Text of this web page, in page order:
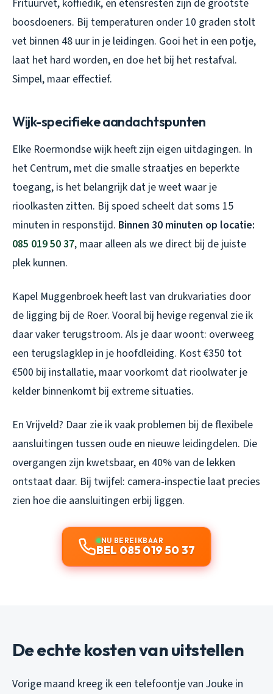
Frituurvet, koffiedik, en etensresten zijn de grootste
boosdoeners. Bij temperaturen onder 10 graden stolt
vet binnen 48 uur in je leidingen. Gooi het in een potje,
laat het hard worden, en doe het bij het restafval.
Simpel, maar effectief.
Wijk-specifieke aandachtspunten
Elke Roermondse wijk heeft zijn eigen uitdagingen. In
het Centrum, met die smalle straatjes en beperkte
toegang, is het belangrijk dat je weet waar je
rioolkasten zitten. Bij spoed scheelt dat soms 15
minuten in responstijd. Binnen 30 minuten op locatie:
085 019 50 37, maar alleen als we direct bij de juiste
plek kunnen.
Kapel Muggenbroek heeft last van drukvariaties door
de ligging bij de Roer. Vooral bij hevige regenval zie ik
daar vaker terugstroom. Als je daar woont: overweeg
een terugslagklep in je hoofdleiding. Kost €350 tot
€500 bij installatie, maar voorkomt dat rioolwater je
kelder binnenkomt bij extreme situaties.
En Vrijveld? Daar zie ik vaak problemen bij de flexibele
aansluitingen tussen oude en nieuwe leidingdelen. Die
overgangen zijn kwetsbaar, en 40% van de lekken
ontstaat daar. Bij twijfel: camera-inspectie laat precies
zien hoe die aansluitingen erbij liggen.
NU BEREIKBAAR
BEL 085 019 50 37
De echte kosten van uitstellen
Vorige maand kreeg ik een telefoontje van Jouke in